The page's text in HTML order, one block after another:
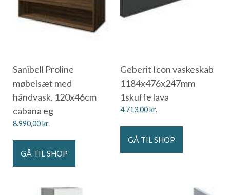
Sanibell Proline
møbelsæt med
håndvask. 120x46cm
cabana eg
8.990,00kr.
GÅ TIL SHOP
Geberit Icon vaskeskab
1184x476x247mm
1skuffe lava
4.713,00kr.
GÅ TIL SHOP